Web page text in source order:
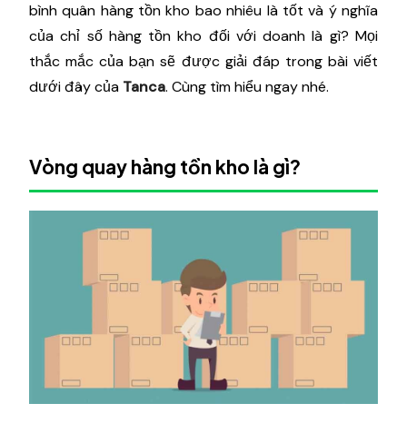
bình quân hàng tồn kho bao nhiêu là tốt và ý nghĩa
của chỉ số hàng tồn kho đối với doanh là gì? Mọi
thắc mắc của bạn sẽ được giải đáp trong bài viết
dưới đây của Tanca. Cùng tìm hiểu ngay nhé.
Vòng quay hàng tồn kho là gì?